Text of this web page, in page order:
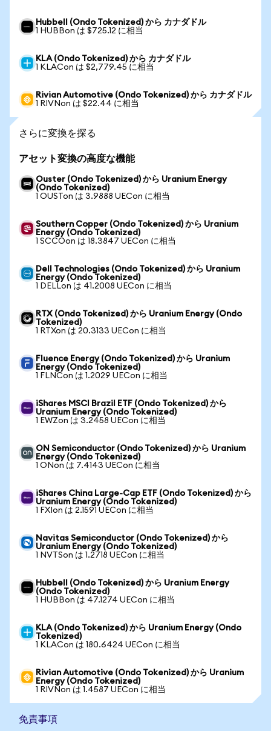
Hubbell (Ondo Tokenized) から カナダドル
1 HUBBon は $725.12 に相当
KLA (Ondo Tokenized) から カナダドル
1 KLACon は $2,779.45 に相当
Rivian Automotive (Ondo Tokenized) から カナダドル
1 RIVNon は $22.44 に相当
さらに変換を探る
アセット変換の高度な機能
Ouster (Ondo Tokenized) から Uranium Energy
(Ondo Tokenized)
1 OUSTon は 3.9888 UECon に相当
Southern Copper (Ondo Tokenized) から Uranium
Energy (Ondo Tokenized)
1 SCCOon は 18.3847 UECon に相当
Dell Technologies (Ondo Tokenized) から Uranium
Energy (Ondo Tokenized)
1 DELLon は 41.2008 UECon に相当
RTX (Ondo Tokenized) から Uranium Energy (Ondo
Tokenized)
1 RTXon は 20.3133 UECon に相当
Fluence Energy (Ondo Tokenized) から Uranium
Energy (Ondo Tokenized)
1 FLNCon は 1.2029 UECon に相当
iShares MSCI Brazil ETF (Ondo Tokenized) から
Uranium Energy (Ondo Tokenized)
1 EWZon は 3.2458 UECon に相当
ON Semiconductor (Ondo Tokenized) から Uranium
Energy (Ondo Tokenized)
1 ONon は 7.4143 UECon に相当
iShares China Large-Cap ETF (Ondo Tokenized) から
Uranium Energy (Ondo Tokenized)
1 FXIon は 2.1591 UECon に相当
Navitas Semiconductor (Ondo Tokenized) から
Uranium Energy (Ondo Tokenized)
1 NVTSon は 1.2718 UECon に相当
Hubbell (Ondo Tokenized) から Uranium Energy
(Ondo Tokenized)
1 HUBBon は 47.1274 UECon に相当
KLA (Ondo Tokenized) から Uranium Energy (Ondo
Tokenized)
1 KLACon は 180.6424 UECon に相当
Rivian Automotive (Ondo Tokenized) から Uranium
Energy (Ondo Tokenized)
1 RIVNon は 1.4587 UECon に相当
免責事項